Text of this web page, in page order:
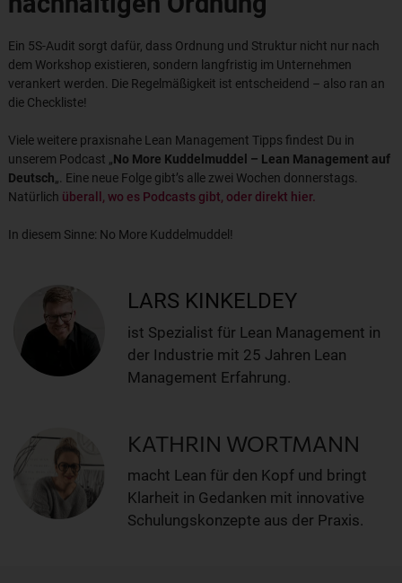
Ein 5S-Audit sorgt dafür, dass Ordnung und Struktur nicht nur nach
dem Workshop existieren, sondern langfristig im Unternehmen
verankert werden. Die Regelmäßigkeit ist entscheidend – also ran an
die Checkliste!
Viele weitere praxisnahe Lean Management Tipps findest Du in
unserem Podcast „No More Kuddelmuddel – Lean Management auf
Deutsch„. Eine neue Folge gibt’s alle zwei Wochen donnerstags.
Natürlich überall, wo es Podcasts gibt, oder direkt hier.
In diesem Sinne: No More Kuddelmuddel!
LARS KINKELDEY
ist Spezialist für Lean Management in
der Industrie mit 25 Jahren Lean
Management Erfahrung.
KATHRIN WORTMANN
macht Lean für den Kopf und bringt
Klarheit in Gedanken mit innovative
Schulungskonzepte aus der Praxis.